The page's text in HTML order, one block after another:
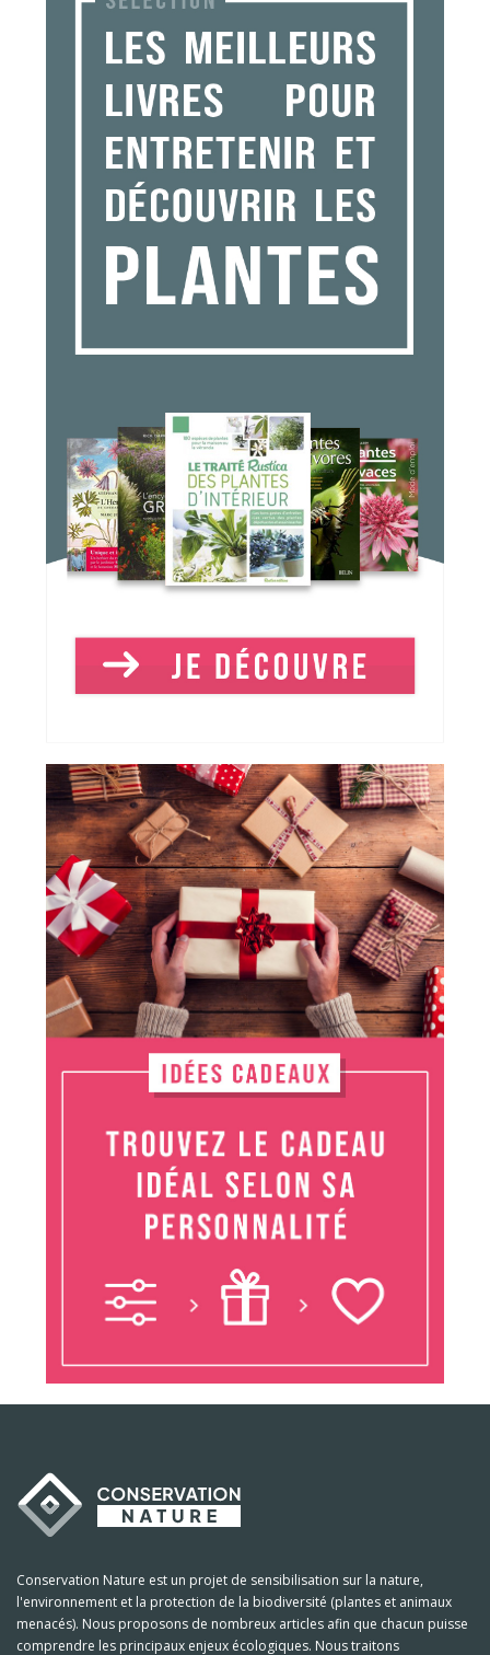
Conservation Nature est un projet de sensibilisation sur la nature,
l'environnement et la protection de la biodiversité (plantes et animaux
menacés). Nous proposons de nombreux articles afin que chacun puisse
comprendre les principaux enjeux écologiques. Nous traitons